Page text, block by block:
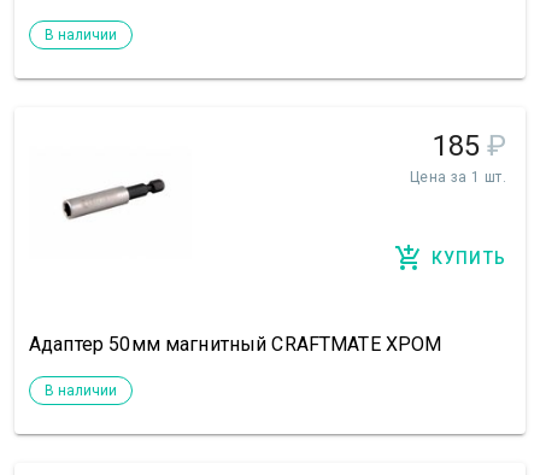
В наличии
185 ₽
Цена за 1 шт.
КУПИТЬ
Адаптер 50мм магнитный CRAFTMATE ХРОМ
В наличии